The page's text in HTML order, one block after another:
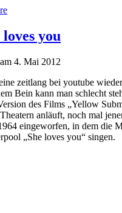
you
4. Mai 2012
zeitlang bei youtube
Bein kann man schlecht
des Films „Yellow
anläuft, noch mal
eingeworfen, in dem die
„She loves you“ singen.